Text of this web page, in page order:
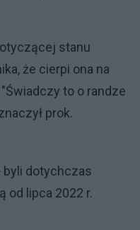
stanu
że cierpi ona na
to o randze
prok.
byli dotychczas
od lipca 2022 r.